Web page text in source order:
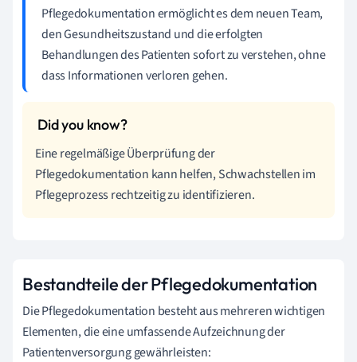
Pflegedokumentation ermöglicht es dem neuen Team,
den Gesundheitszustand und die erfolgten
Behandlungen des Patienten sofort zu verstehen, ohne
dass Informationen verloren gehen.
Eine regelmäßige Überprüfung der
Pflegedokumentation kann helfen, Schwachstellen im
Pflegeprozess rechtzeitig zu identifizieren.
Bestandteile der Pflegedokumentation
Die Pflegedokumentation besteht aus mehreren wichtigen
Elementen, die eine umfassende Aufzeichnung der
Patientenversorgung gewährleisten: